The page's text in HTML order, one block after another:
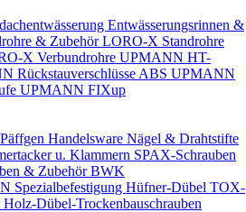
Entwässerungsrinnen &
& ZubehörLORO-X Standrohre
X Verbundrohre UPMANN HT-
Rückstauverschlüsse ABS UPMANN
UPMANN FIXup
Päffgen Handelsware Nägel & Drahtstifte
u. Klammern SPAX-Schrauben
& ZubehörBWK
Spezialbefestigung Hüfner-Dübel TOX-
Dübel-Trockenbauschrauben